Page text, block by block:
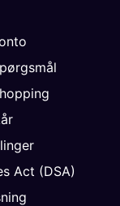
Act (DSA)